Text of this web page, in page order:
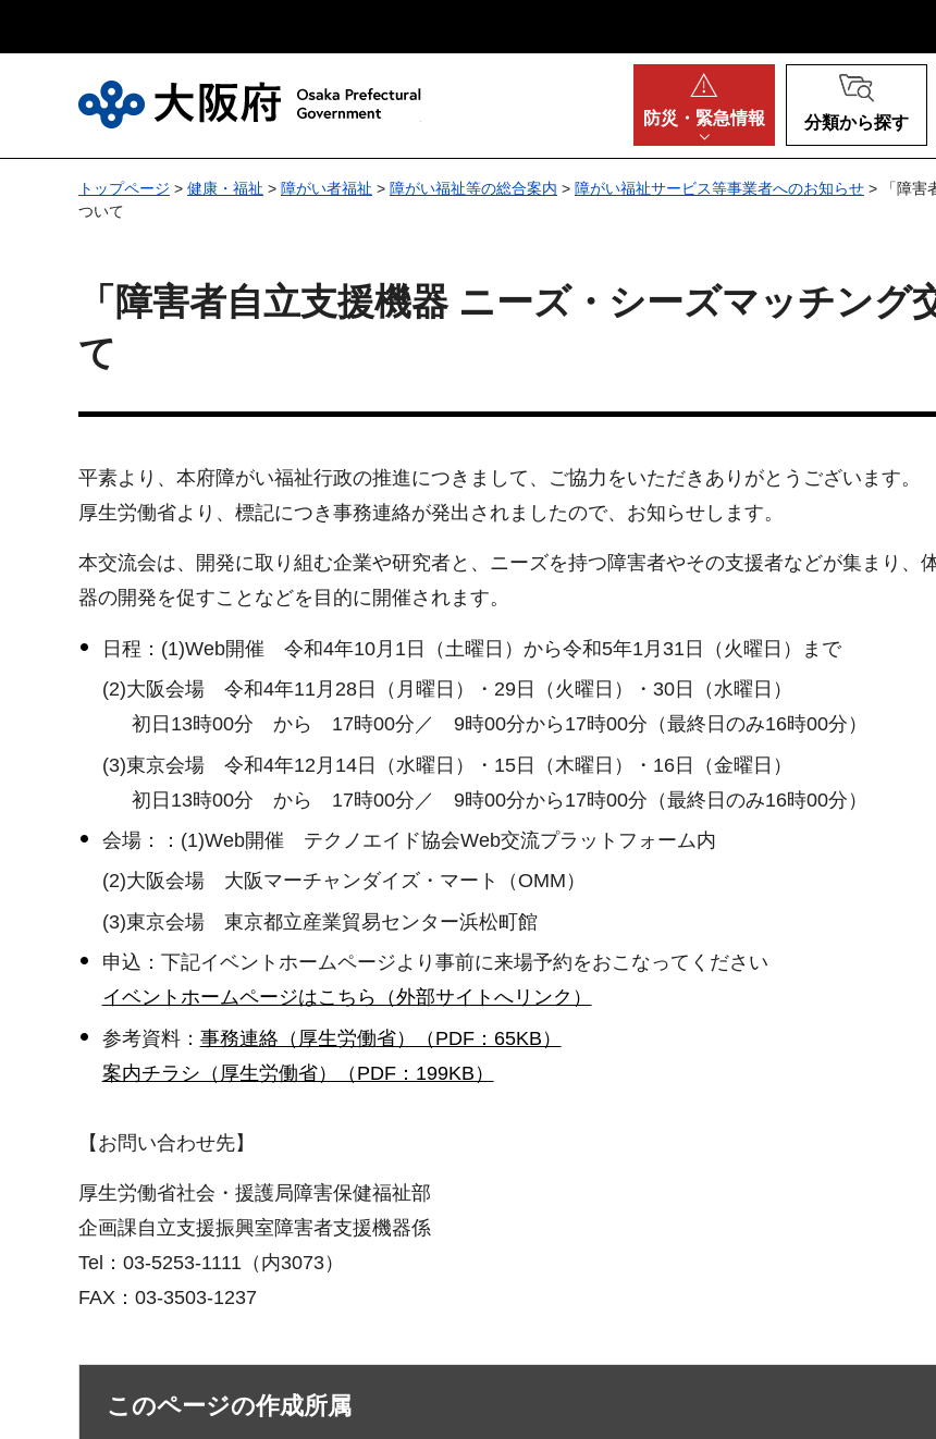
防災・ 緊急情報 分類から探す
トップページ > 健康・福祉 > 障がい者福祉 > 障がい福祉等の総合案内 > 障がい福祉サービス等事業者へのお知らせ > 「障害
ついて
「障害者自立支援機器 ニーズ・シーズマッチン
て
平素より、本府障がい福祉行政の推進につきまして、ご協力をいただきありがとうございます。
厚生労働省より、標記につき事務連絡が発出されましたので、お知らせします。
本交流会は、開発に取り組む企業や研究者と、ニーズを持つ障害者やその支援者などが集まり、
器の開発を促すことなどを目的に開催されます。
日程：(1)Web開催 令和4年10月1日（土曜日）から令和5年1月31日（火曜日）まで
(2)大阪会場 令和4年11月28日（月曜日）・29日（火曜日）・30日（水曜日）
初日13時00分 から 17時00分／ 9時00分から17時00分（最終日のみ16時00分）
(3)東京会場 令和4年12月14日（水曜日）・15日（木曜日）・16日（金曜日）
初日13時00分 から 17時00分／ 9時00分から17時00分（最終日のみ16時00分）
会場：：(1)Web開催 テクノエイド協会Web交流プラットフォーム内
(2)大阪会場 大阪マーチャンダイズ・マート（OMM）
(3)東京会場 東京都立産業貿易センター浜松町館
申込：下記イベントホームページより事前に来場予約をおこなってください
イベントホームページはこちら（外部サイトへリンク）
参考資料： 事務連絡（厚生労働省）（PDF：65KB）
案内チラシ（厚生労働省）（PDF：199KB）
【お問い合わせ先】
厚生労働省社会・援護局障害保健福祉部
企画課自立支援振興室障害者支援機器係
Tel：03-5253-1111（内3073）
FAX：03-3503-1237
このページの作成所属